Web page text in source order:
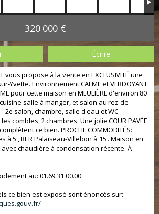
320 000 €
Écrire
vous propose à la vente en EXCLUSIVITÉ une
Yvette. Environnement CALME et VERDOYANT.
pour cette maison en MEULIÈRE d'environ 80
salle à manger, et salon au rez-de-
2e salon, chambre, salle d'eau et WC
combles, 2 chambres. Une jolie COUR PAVÉE
ce bien. PROCHE COMMODITÉS:
à 5', RER Palaiseau-Villebon à 15'. Maison en
avec chaudière à condensation récente. À
au: 01.69.31.00.00
ce bien est exposé sont énoncés sur: